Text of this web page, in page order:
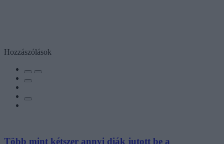
Hozzászólások
Több mint kétszer annyi diák jutott be a